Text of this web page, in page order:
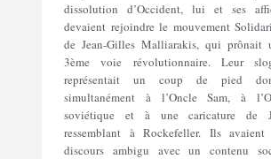
dissolution d’Occident, lui et ses
devaient rejoindre le mouvement
de Jean-Gilles Malliarakis, qui prônait
3ème voie révolutionnaire. Leur
représentait un coup de pied
simultanément à l’Oncle Sam, à
soviétique et à une caricature de
ressemblant à Rockefeller. Ils
discours ambigu avec un contenu